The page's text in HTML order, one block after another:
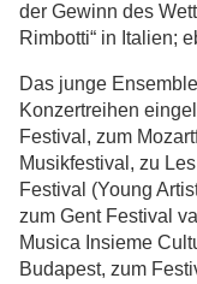
der Gewinn des
Rimbotti“ in Italien;
Das junge
Konzertreihen
Festival, zum
Musikfestival, zu
Festival (Young
zum Gent Festival
Musica Insieme
Budapest, zum